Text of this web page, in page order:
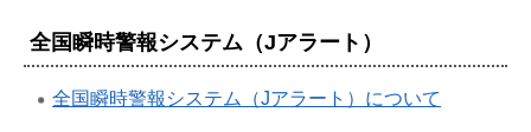
全国瞬時警報システム（Jアラート）
全国瞬時警報システム（Jアラート）について